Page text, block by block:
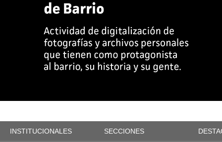
INSTITUCIONALES SECCIONES